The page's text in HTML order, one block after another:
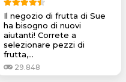
Il negozio di frutta di Sue
ha bisogno di nuovi
aiutanti! Correte a
selezionare pezzi di
frutta,...
29.848